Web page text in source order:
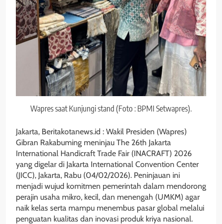
Wapres saat Kunjungi stand (Foto : BPMI Setwapres).
Jakarta, Beritakotanews.id : Wakil Presiden (Wapres)
Gibran Rakabuming meninjau The 26th Jakarta
International Handicraft Trade Fair (INACRAFT) 2026
yang digelar di Jakarta International Convention Center
(JICC), Jakarta, Rabu (04/02/2026). Peninjauan ini
menjadi wujud komitmen pemerintah dalam mendorong
perajin usaha mikro, kecil, dan menengah (UMKM) agar
naik kelas serta mampu menembus pasar global melalui
penguatan kualitas dan inovasi produk kriya nasional.